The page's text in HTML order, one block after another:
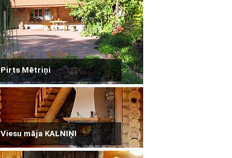
Pirts Mētriņi
Viesu māja KALNIŅI